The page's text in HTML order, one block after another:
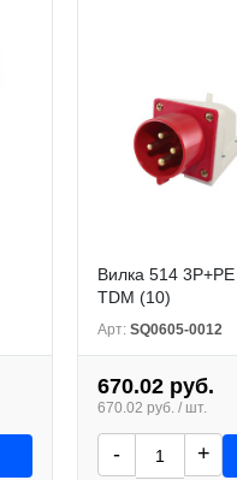
Вилка 514
TDM (10)
Арт: SQ0605-0012
670.02 руб.
670.02 руб. / шт.
- +